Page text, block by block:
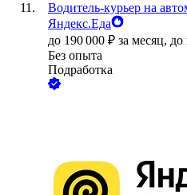
Водитель-курьер на
Яндекс.Еда
до 190 000 ₽ за месяц, до
Без опыта
Подработка